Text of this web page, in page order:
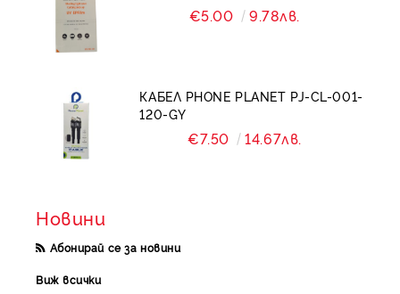
€5.00 9.78лв.
КАБЕЛ PHONE PLANET PJ-CL-001-
120-GY
€7.50 14.67лв.
Новини
Абонирай се за новини
Виж всички